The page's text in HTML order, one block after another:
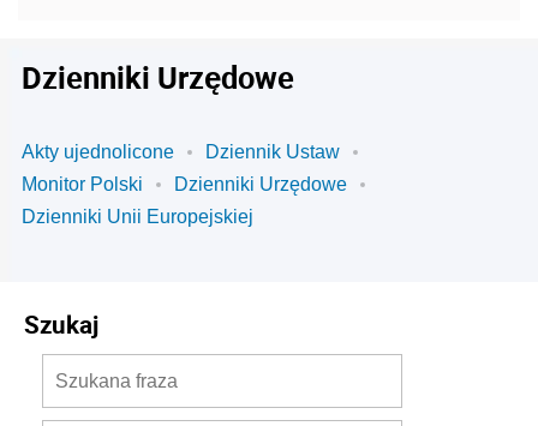
Dzienniki Urzędowe
Akty ujednolicone
Dziennik Ustaw
Monitor Polski
Dzienniki Urzędowe
Dzienniki Unii Europejskiej
Szukaj